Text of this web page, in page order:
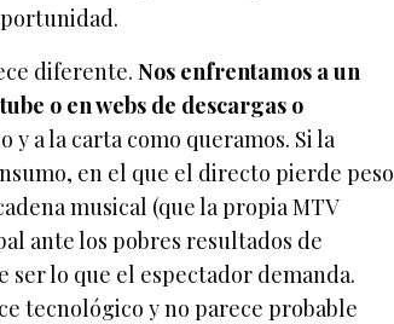
diferente.Nos enfrentamos a un
o en webs de descargas o
y a la carta como queramos. Si la
en el que el directo pierde peso
musical (que la propia MTV
ante los pobres resultados de
lo que el espectador demanda.
tecnológico y no parece probable